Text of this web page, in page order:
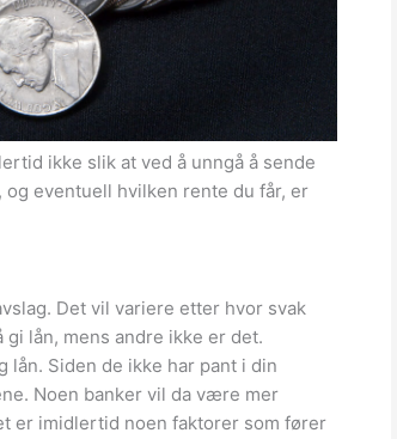
ikke slik at ved å unngå å sende
eventuell hvilken rente du får, er
Det vil variere etter hvor svak
lån, mens andre ikke er det.
Siden de ikke har pant i din
Noen banker vil da være mer
er imidlertid noen faktorer som fører